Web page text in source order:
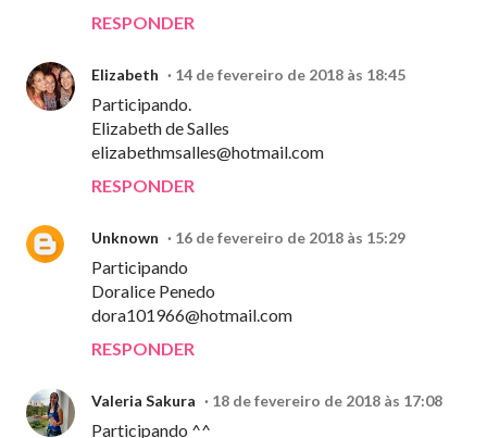
RESPONDER
Elizabeth 14 de fevereiro de 2018 às 18:45
Participando.
Elizabeth de Salles
elizabethmsalles@hotmail.com
RESPONDER
Unknown 16 de fevereiro de 2018 às 15:29
Participando
Doralice Penedo
dora101966@hotmail.com
RESPONDER
Valeria Sakura 18 de fevereiro de 2018 às 17:08
Participando ^^